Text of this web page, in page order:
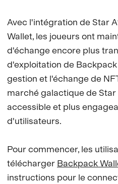
Avec l'intégration de Star
Wallet, les joueurs ont
d'échange encore plus
d'exploitation de
gestion et l'échange de
marché galactique de
accessible et plus
d'utilisateurs.
Pour commencer, les
télécharger Backpack
instructions pour le